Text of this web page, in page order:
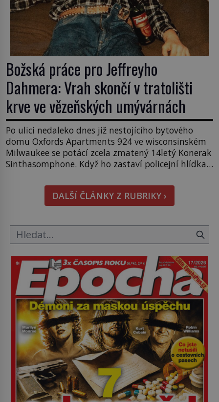
Božská práce pro Jeffreyho
Dahmera: Vrah skončí v tratolišti
krve ve vězeňských umývárnách
Po ulici nedaleko dnes již nestojícího bytového
domu Oxfords Apartments 924 ve wisconsinském
Milwaukee se potácí zcela zmatený 14letý Konerak
Sinthasomphone. Když ho zastaví policejní hlídka,
Strážníci ho dopraví zpět do udaného bytu. Oním
„kamarádem“ je ovšem jeden z nejslavnějších
vrahů, Jeffrey Dahmer (1960–1994). Je 27. května
DALŠÍ ČLÁNKY Z RUBRIKY ›